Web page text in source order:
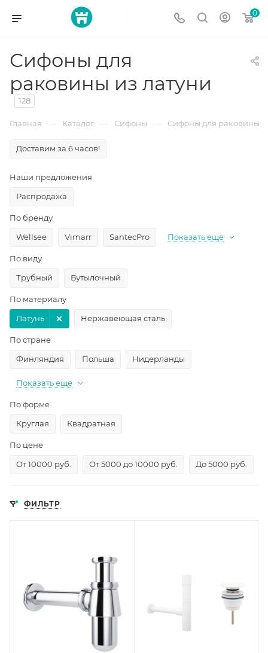
0
Сифоны для
раковины из латуни
128
Главная — Каталог — Сифоны — Сифоны для раковины
Доставим за 6 часов!
Наши предложения
Распродажа
По бренду
Wellsee
Vimarr SantecPro Показать еще
По виду
Трубный
Бутылочный
По материалу
Нержавеющая сталь
Латунь
По стране
Финляндия
Польша Нидерланды
Показать еще
По форме
Круглая
Квадратная
По цене
От 10000 руб.
От 5000 до 10000 руб. До 5000 руб.
ФИЛЬТР